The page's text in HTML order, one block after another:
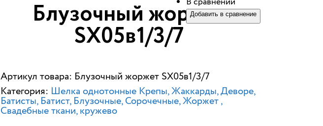
Блузочный жоржет
SХ05в1/3/7
Артикул товара: Блузочный жоржет SХ05в1/3/7
Категория: Шелка однотонные Крепы, Жаккарды, Деворе,
Батисты Батист, Блузочные, Сорочечные, Жоржет
Свадебные ткани, кружево
Добавить в сравнение